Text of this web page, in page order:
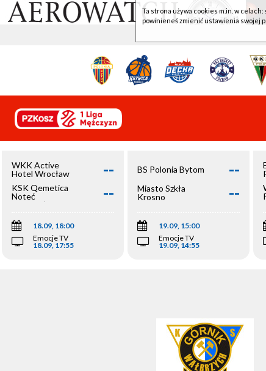
WKK Active
Hotel Wrocław
--
KSK Qemetica
Noteć
Inowrocław
--
18.09, 18:00
Emocje TV
18.09, 17:55
BS Polonia Bytom --
Miasto Szkła
Krosno
--
19.09, 15:00
Emocje TV
19.09, 14:55
Ta strona używa cookies m.in. w
powinieneś zmienić ustawienia swojej